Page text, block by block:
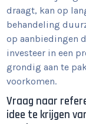
draagt, kan op
behandeling
op aanbiedingen
investeer in een
grondig aan te
voorkomen.
Vraag naar
idee te krijgen